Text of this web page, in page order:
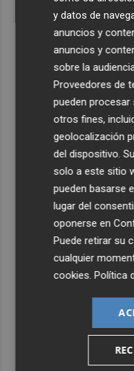
y datos de
anuncios y
anuncios y
sobre la
Proveedores de
pueden
otros fines,
geolocalización
del dispositivo.
solo a este sitio
pueden basarse
lugar del
oponerse en
Puede retirar su
cualquier
cookies.Política